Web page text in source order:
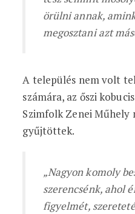
örülni annak,
megosztani azt
A település nem volt
számára, az őszi
Szimfolk Zenei Műhely
gyűjtöttek.
„Nagyon komoly
szerencsénk, ahol
figyelmét,